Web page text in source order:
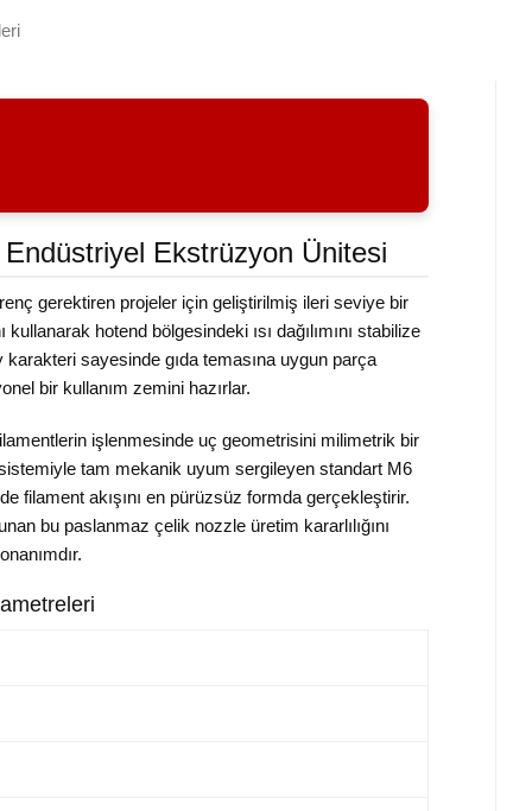
Ekstrüzyon Ünitesi
gerektiren projeler için geliştirilmiş ileri seviye bir
hotend bölgesindeki ısı dağılımını stabilize
sayesinde gıda temasına uygun parça
bir kullanım zemini hazırlar.
işlenmesinde uç geometrisini milimetrik bir
tam mekanik uyum sergileyen standart M6
filament akışını en pürüzsüz formda gerçekleştirir.
bu paslanmaz çelik nozzle üretim kararlılığını